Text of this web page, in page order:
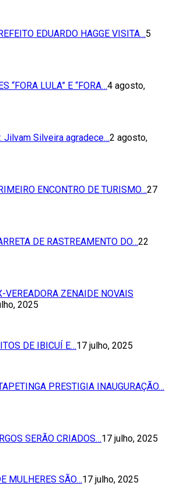
EDUARDO HAGGE VISITA…5
“FORA LULA” E “FORA…4 agosto,
Jilvam Silveira agradece…2 agosto,
ENCONTRO DE TURISMO…27
DE RASTREAMENTO DO…22
VEREADORA ZENAIDE NOVAIS
2025
DE IBICUÍ E…17 julho, 2025
PRESTIGIA INAUGURAÇÃO…
SERÃO CRIADOS…17 julho, 2025
MULHERES SÃO…17 julho, 2025